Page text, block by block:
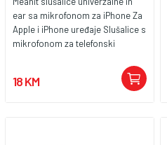
ear sa mikrofonom za iPhone Za
Apple i iPhone uređaje Slušalice s
mikrofonom za telefonski
snažnom bass komponentom
Odlično prijanjanje slušalice u
18 KM